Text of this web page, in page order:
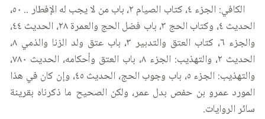
الكافي: الجزء ٤، كتاب الصيام ٢، باب من لا يجب له الإفطار .. ٥٠،
الحديث ٤، وكتاب الحج ٣، باب فضل الحج والعمرة ٢٨، الحديث ٤٤،
والجزء ٦، كتاب العتق والتدبير ٣، باب عتق ولد الزنا والذمي ٨،
الحديث ٢، والتهذيب: الجزء ٨، باب العتق وأحكامه، الحديث ٧٨٠،
والتهذيب: الجزء ٥، باب وجوب الحج، الحديث ٤٥، وإن كان في هذا
المورد عمرو بن حفص بدل عمر، ولكن الصحيح ما ذكرناه بقرينة
سائر الروايات.